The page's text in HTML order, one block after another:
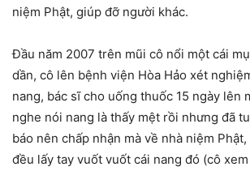
niệm Phật, giúp đỡ người khác.
Đầu năm 2007 trên mũi cô nổi một cái
dần, cô lên bệnh viện Hòa Hảo xét
nang, bác sĩ cho uống thuốc 15 ngày lên
nghe nói nang là thấy mệt rồi nhưng đã
báo nên chấp nhận mà về nhà niệm
đều lấy tay vuốt vuốt cái nang đó (cô